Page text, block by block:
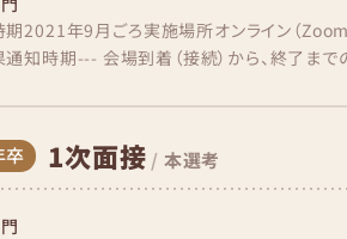
期2021年9月ごろ実施場所オンライン（
知時期--- 会場到着（接続）から、終了ま
卒 1次面接 / 本選考